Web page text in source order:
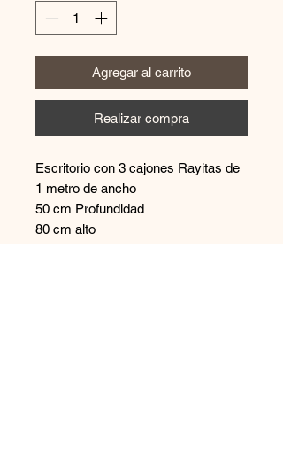
Agregar al carrito
Realizar compra
Escritorio con 3 cajones Rayitas de
1 metro de ancho
50 cm Profundidad
80 cm alto